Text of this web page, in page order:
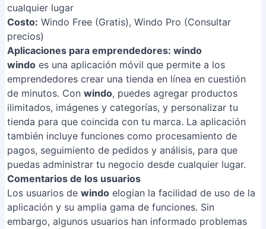
cualquier lugar
Costo: Windo Free (Gratis), Windo Pro (Consultar
precios)
Aplicaciones para emprendedores: windo
windo es una aplicación móvil que permite a los
emprendedores crear una tienda en línea en cuestión
de minutos. Con windo, puedes agregar productos
ilimitados, imágenes y categorías, y personalizar tu
tienda para que coincida con tu marca. La aplicación
también incluye funciones como procesamiento de
pagos, seguimiento de pedidos y análisis, para que
puedas administrar tu negocio desde cualquier lugar.
Comentarios de los usuarios
Los usuarios de windo elogian la facilidad de uso de la
aplicación y su amplia gama de funciones. Sin
embargo, algunos usuarios han informado problemas